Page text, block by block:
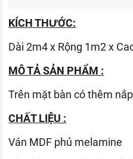
KÍCH THƯỚC:
Dài 2m4 x Rộng 1m2 x
MÔ TẢ SẢN PHẨM :
Trên mặt bàn có thêm
CHẤT LIỆU :
Ván MDF phủ melamine